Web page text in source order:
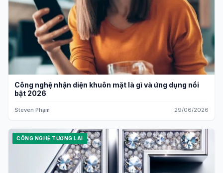
Công nghệ nhận diện khuôn mặt là gì và ứng dụng nổi
bật 2026
Steven Phạm 29/06/2026
CÔNG NGHỆ TƯƠNG LAI